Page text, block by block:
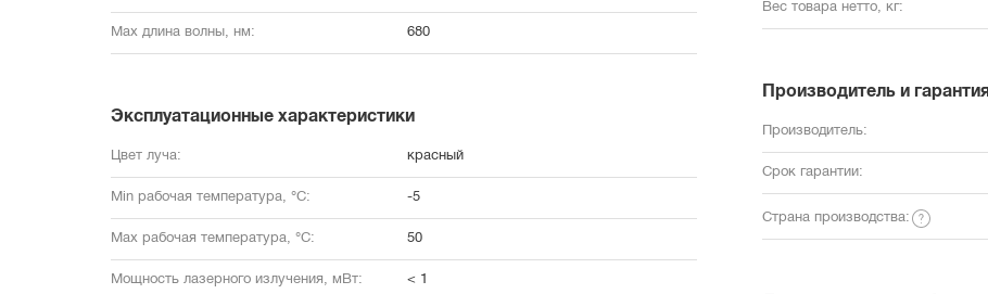
Max длина волны, нм: 680
Эксплуатационные характеристики
Цвет луча: красный
Min рабочая температура, °С: -5
Max рабочая температура, °С: 50
Мощность лазерного излучения, мВт: < 1
Вес товара нетто, кг:
Производитель и гарантия
Производитель:
Срок гарантии:
Страна производства: